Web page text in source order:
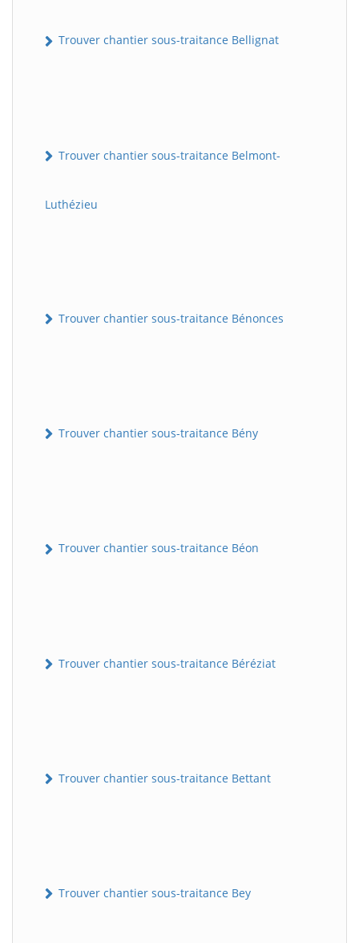
Trouver chantier sous-traitance Bellignat
Trouver chantier sous-traitance Belmont-
Luthézieu
Trouver chantier sous-traitance Bénonces
Trouver chantier sous-traitance Bény
Trouver chantier sous-traitance Béon
Trouver chantier sous-traitance Béréziat
Trouver chantier sous-traitance Bettant
Trouver chantier sous-traitance Bey